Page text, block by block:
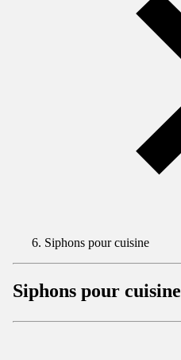
Siphons pour cuisine
Siphons pour cuisine